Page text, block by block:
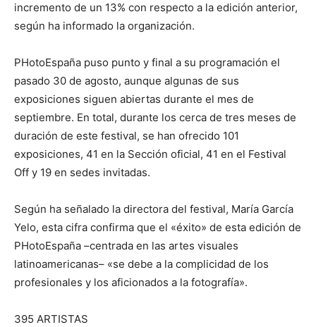
incremento de un 13% con respecto a la edición anterior,
según ha informado la organización.
PHotoEspaña puso punto y final a su programación el
pasado 30 de agosto, aunque algunas de sus
exposiciones siguen abiertas durante el mes de
septiembre. En total, durante los cerca de tres meses de
duración de este festival, se han ofrecido 101
exposiciones, 41 en la Sección oficial, 41 en el Festival
Off y 19 en sedes invitadas.
Según ha señalado la directora del festival, María García
Yelo, esta cifra confirma que el «éxito» de esta edición de
PHotoEspaña –centrada en las artes visuales
latinoamericanas– «se debe a la complicidad de los
profesionales y los aficionados a la fotografía».
395 ARTISTAS